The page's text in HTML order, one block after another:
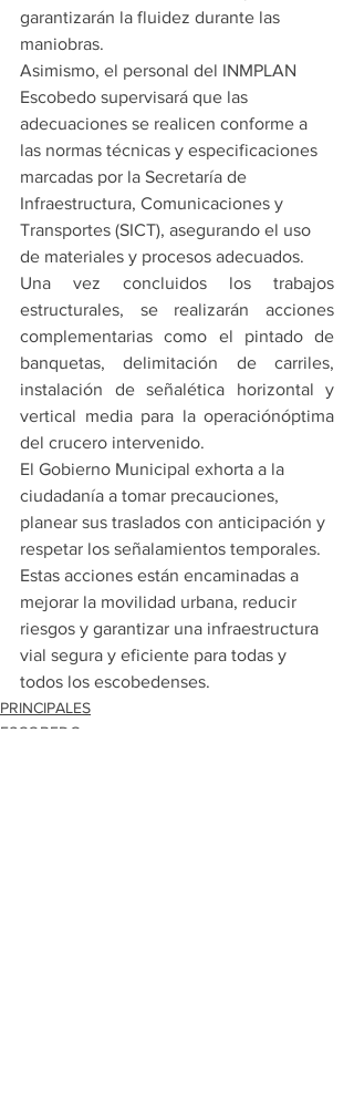
garantizarán la fluidez durante las
maniobras.
Asimismo, el personal del INMPLAN
Escobedo supervisará que las
adecuaciones se realicen conforme a
las normas técnicas y especificaciones
marcadas por la Secretaría de
Infraestructura, Comunicaciones y
Transportes (SICT), asegurando el uso
de materiales y procesos adecuados.
Una vez concluidos los trabajos
estructurales, se realizarán acciones
complementarias como el pintado de
banquetas, delimitación de carriles,
instalación de señalética horizontal y
vertical media para la operaciónóptima
del crucero intervenido.
El Gobierno Municipal exhorta a la
ciudadanía a tomar precauciones,
planear sus traslados con anticipación y
respetar los señalamientos temporales.
Estas acciones están encaminadas a
mejorar la movilidad urbana, reducir
riesgos y garantizar una infraestructura
vial segura y eficiente para todas y
todos los escobedenses.
PRINCIPALES
ESCOBEDO